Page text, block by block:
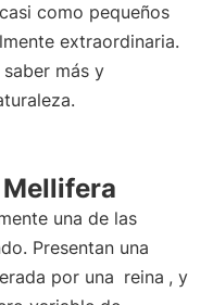
como pequeños
extraordinaria.
más y
una de las
Presentan una
por una reina , y